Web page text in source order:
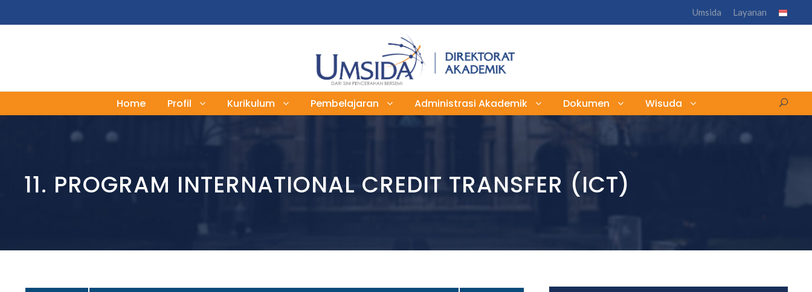
Umsida Layanan
Home Profil Kurikulum Pembelajaran Administrasi Akademik Dokumen Wisuda
11. PROGRAM INTERNATIONAL CREDIT TRANSFER (ICT)